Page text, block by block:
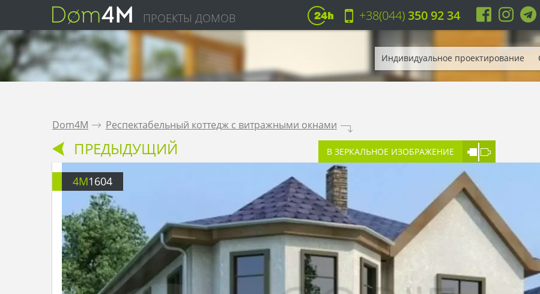
ПРОЕКТЫ ДОМОВ +38(044)350 92 34
Индивидуальное проектирование
Dom4M . Респектабельный коттедж с витражными окнами .
ПРЕДЫДУЩИЙ В ЗЕРКАЛЬНОЕ ИЗОБРАЖЕНИЕ
4M1604